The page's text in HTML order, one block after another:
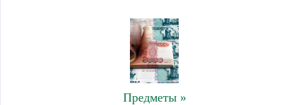
Предметы »